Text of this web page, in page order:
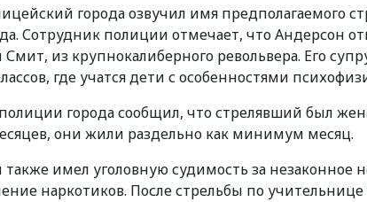
города озвучил имя предполагаемого
Сотрудник полиции отмечает, что Андерсон
из крупнокалиберного револьвера. Его
где учатся дети с особенностями
города сообщил, что стрелявший был
они жили раздельно как минимум месяц.
имел уголовную судимость за незаконное
наркотиков. После стрельбы по